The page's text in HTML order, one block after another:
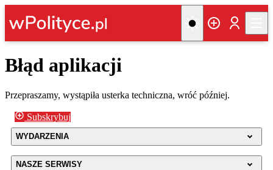
Błąd aplikacji
Przepraszamy, wystąpiła usterka techniczna, wróć później.
Subskrybuj
WYDARZENIA
NASZE SERWISY